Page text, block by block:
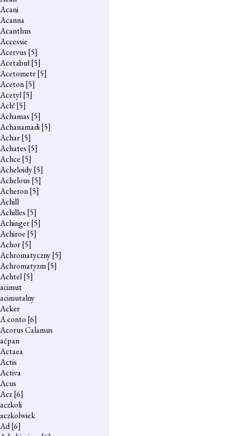
Acani
Acanna
Acanthus
Accessie
Acervus [5]
Acetabuł[5]
Acetometr[5]
Aceton[5]
Acetyl[5]
Ach! [5]
Achamas [5]
Achanamadi[5]
Achar[5]
Achates [5]
Achce [5]
Acheloidy[5]
Achelous [5]
Acheron[5]
Achill
Achilles [5]
Achinger[5]
Achiroe [5]
Achor[5]
Achromatyczny[5]
Achromatyzm[5]
Achtel[5]
acimut
acimutalny
Acker
A conto [6]
Acorus Calamus
aćpan
Actaea
Actis
Activa
Acus
Acz[6]
aczkoli
aczkolwiek
Ad[6]